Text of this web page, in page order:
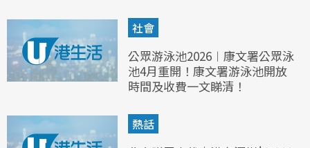
社會
公眾游泳池2026︱康文署公眾泳
池4月重開！康文署游泳池開放
時間及收費一文睇清！
熱話